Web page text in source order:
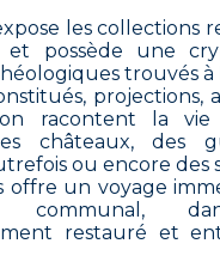
les collections
possède une
trouvés à
projections,
racontent la vie
châteaux, des
ou encore des
offre un voyage
communal,
restauré et